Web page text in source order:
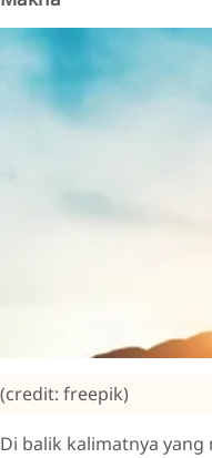
(credit: freepik)
Di balik kalimatnya